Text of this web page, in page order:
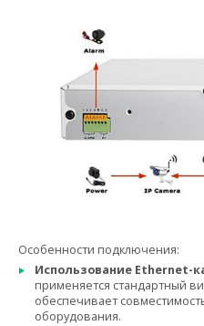
Особенности подключения:
Использование Ethernet-
применяется стандартный
обеспечивает
оборудования.